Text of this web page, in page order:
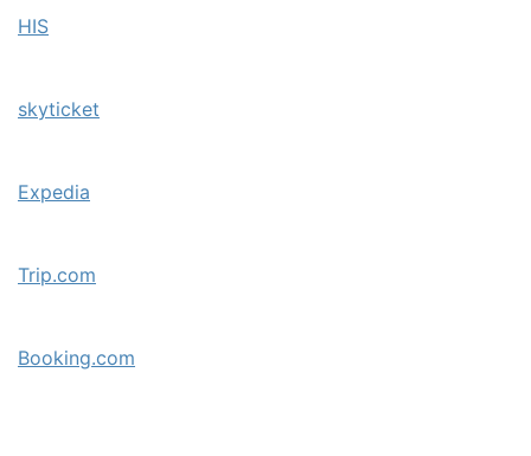
HIS
skyticket
Expedia
Trip.com
Booking.com